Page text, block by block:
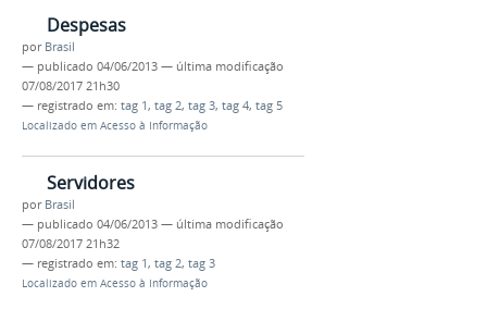
Despesas
por Brasil
— publicado 04/06/2013 — última modificação
07/08/2017 21h30
— registrado em: tag 1, tag 2, tag 3, tag 4, tag 5
Localizado em Acesso à Informação
Servidores
por Brasil
— publicado 04/06/2013 — última modificação
07/08/2017 21h32
— registrado em: tag 1, tag 2, tag 3
Localizado em Acesso à Informação